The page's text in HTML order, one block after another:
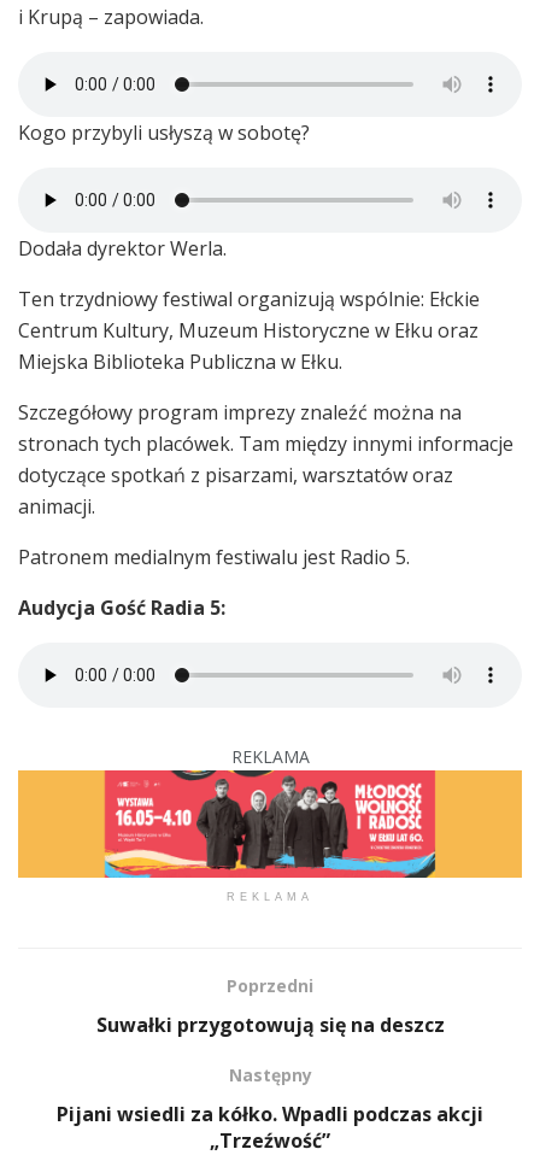
i Krupą – zapowiada.
Kogo przybyli usłyszą w sobotę?
Dodała dyrektor Werla.
Ten trzydniowy festiwal organizują wspólnie: Ełckie
Centrum Kultury, Muzeum Historyczne w Ełku oraz
Miejska Biblioteka Publiczna w Ełku.
Szczegółowy program imprezy znaleźć można na
stronach tych placówek. Tam między innymi informacje
dotyczące spotkań z pisarzami, warsztatów oraz
animacji.
Patronem medialnym festiwalu jest Radio 5.
Audycja Gość Radia 5:
REKLAMA
REKLAMA
Poprzedni
Suwałki przygotowują się na deszcz
Następny
Pijani wsiedli za kółko. Wpadli podczas akcji
„Trzeźwość”